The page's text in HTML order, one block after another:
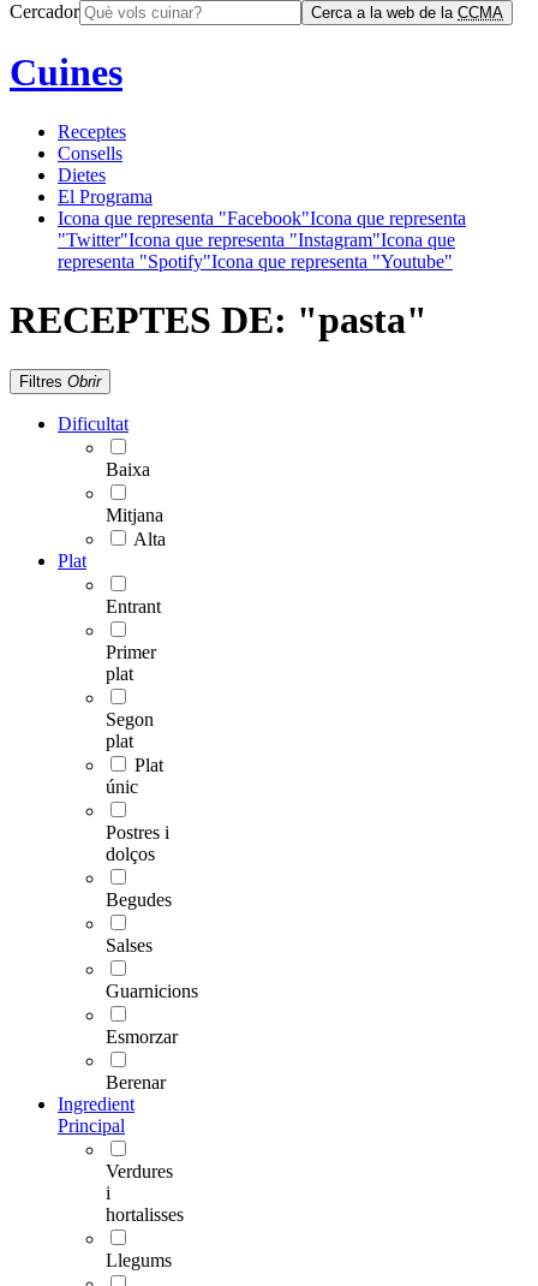
Cercador
Cerca a la web de la CCMA
Cuines
Receptes
Consells
Dietes
El Programa
Icona que representa "Facebook"Icona que representa
"Twitter"Icona que representa "Instagram"Icona que
representa "Spotify"Icona que representa "Youtube"
RECEPTES DE: "pasta"
Filtres Obrir
Dificultat
Baixa
Mitjana
Alta
Plat
Entrant
Primer
plat
Segon
plat
Plat
únic
Postres i
dolços
Begudes
Salses
Guarnicions
Esmorzar
Berenar
Ingredient
Principal
Verdures
i
hortalisses
Llegums